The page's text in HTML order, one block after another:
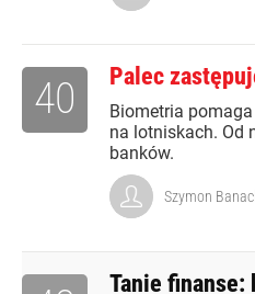
Palec
Biometria
na lotniskach. Od
banków.
40
Szymon
Tanie finanse: